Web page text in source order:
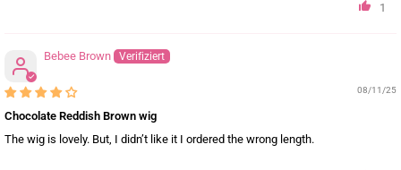
1
Bebee Brown
08/11/25
Chocolate Reddish Brown wig
The wig is lovely. But, I didn’t like it I ordered the wrong length.